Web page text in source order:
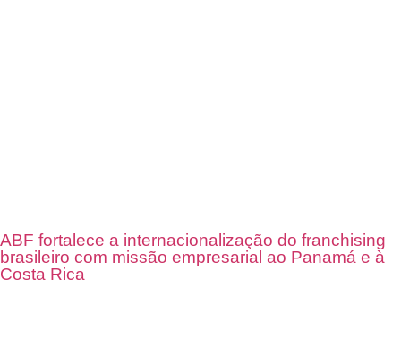
ABF fortalece a internacionalização do franchising
brasileiro com missão empresarial ao Panamá e à
Costa Rica